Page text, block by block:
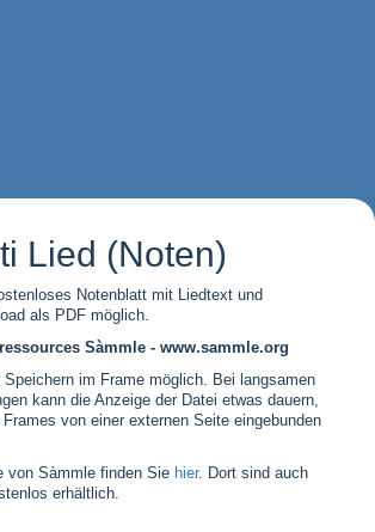
Lied (Noten)
Notenblatt mit Liedtext und
als PDF möglich.
Sàmmle - www.sammle.org
im Frame möglich. Bei langsamen
kann die Anzeige der Datei etwas dauern,
von einer externen Seite eingebunden
von Sàmmle finden Sie hier. Dort sind auch
erhältlich.